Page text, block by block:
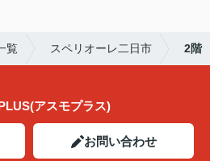
覧 スペリオーレ二日市 2階
アスモプラス)
お問い合わせ